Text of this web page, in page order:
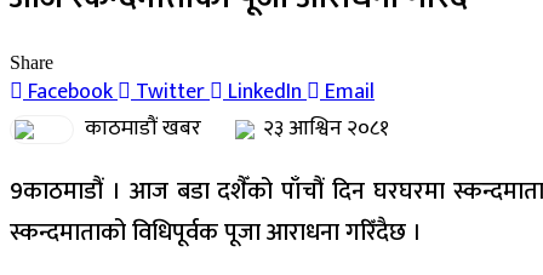
Share
Facebook Twitter LinkedIn
Email
काठमाडौं खबर
२३ आश्विन २०८१
9काठमाडौं । आज बडा दशैँको पाँचौं दिन घरघरमा
स्कन्दमाताको विधिपूर्वक पूजा आराधना गरिँदैछ ।